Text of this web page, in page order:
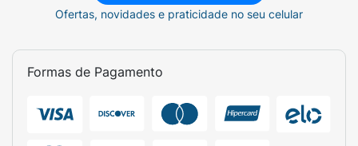
Ofertas, novidades e praticidade no seu celular
Formas de Pagamento